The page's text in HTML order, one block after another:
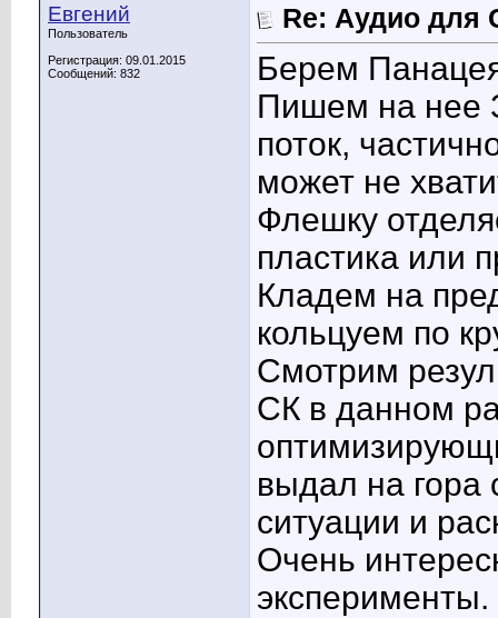
Евгений
Пользователь
Регистрация: 09.01.2015
Сообщений: 832
Re: Аудио для
Берем
Пишем на нее
поток,
может не
Флешку
пластика или
Кладем на
кольцуем по
Смотрим
СК в данном
выдал на гора
ситуации и
Очень
эксперименты.